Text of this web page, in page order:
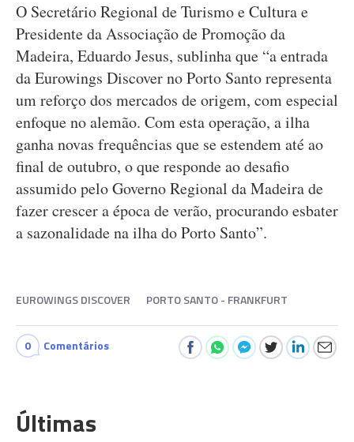
O Secretário Regional de Turismo e Cultura e
Presidente da Associação de Promoção da
Madeira, Eduardo Jesus, sublinha que “a entrada
da Eurowings Discover no Porto Santo representa
um reforço dos mercados de origem, com especial
enfoque no alemão. Com esta operação, a ilha
ganha novas frequências que se estendem até ao
final de outubro, o que responde ao desafio
assumido pelo Governo Regional da Madeira de
fazer crescer a época de verão, procurando esbater
a sazonalidade na ilha do Porto Santo”.
EUROWINGS DISCOVER PORTO SANTO - FRANKFURT
0 Comentários
Últimas